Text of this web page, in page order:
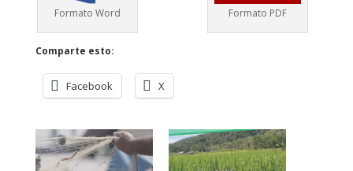
Formato Word Formato PDF
Comparte esto:
Facebook X